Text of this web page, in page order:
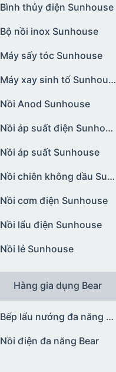
Bình thủy điện Sunhouse
Bộ nồi inox Sunhouse
Máy sấy tóc Sunhouse
Máy xay sinh tố Sunhouse
Nồi Anod Sunhouse
Nồi áp suất điện Sunhouse
Nồi áp suất Sunhouse
Nồi chiên không dầu Sunhouse
Nồi cơm điện Sunhouse
Nồi lẩu điện Sunhouse
Nồi lẻ Sunhouse
Hàng gia dụng Bear
Bếp lẩu nướng đa năng Bear
Nồi điện đa năng Bear